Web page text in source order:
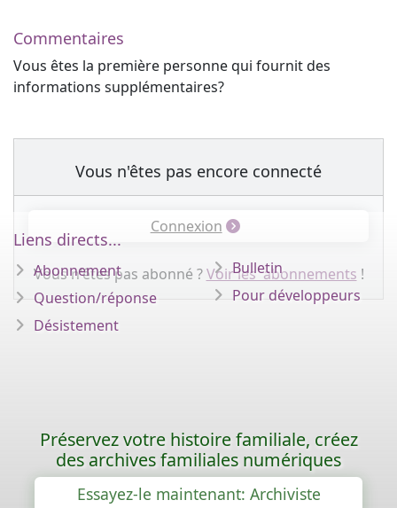
Commentaires
Vous êtes la première personne qui fournit des
informations supplémentaires?
Vous n'êtes pas encore connecté
Connexion
Vous n'êtes pas abonné ?Voir les abonnements !
Liens directs...
Abonnement
Question/réponse
Désistement
Bulletin
Pour développeurs
Préservez votre histoire familiale, créez
des archives familiales numériques
Essayez-le maintenant: Archiviste